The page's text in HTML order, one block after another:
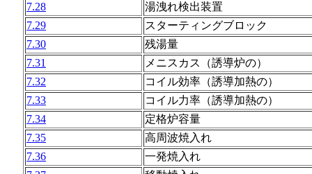
7.28
湯洩れ検出装置
7.29
スターティングブロック
7.30
残湯量
7.31
メニスカス（誘導炉の）
7.32
コイル効率（誘導加熱の）
7.33
コイル力率（誘導加熱の）
7.34
定格炉容量
7.35
高周波焼入れ
7.36
一発焼入れ